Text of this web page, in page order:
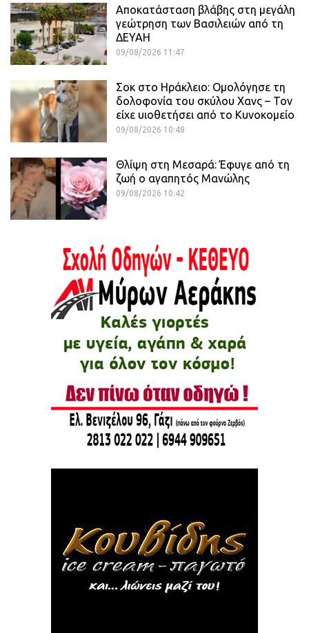
Αποκατάσταση βλάβης στη μεγάλη
γεώτρηση των Βασιλειών από τη
ΔΕΥΑΗ
09/08/2026 11:47
Σοκ στο Ηράκλειο: Ομολόγησε τη
δολοφονία του σκύλου Χανς – Τον
είχε υιοθετήσει από το Κυνοκομείο
09/08/2026 10:48
Θλίψη στη Μεσαρά: Έφυγε από τη
ζωή ο αγαπητός Μανώλης
09/08/2026 10:42